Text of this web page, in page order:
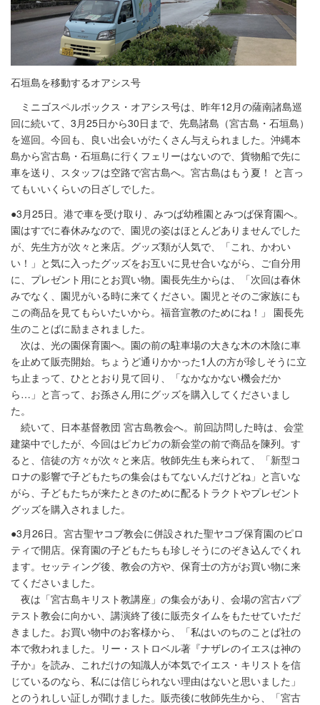
石垣島を移動するオアシス号
ミニゴスペルボックス・オアシス号は、昨年12月の薩南諸島巡
回に続いて、3月25日から30日まで、先島諸島（宮古島・石垣島）
を巡回。今回も、良い出会いがたくさん与えられました。沖縄本
島から宮古島・石垣島に行くフェリーはないので、貨物船で先に
車を送り、スタッフは空路で宮古島へ。宮古島はもう夏！ と言っ
てもいいくらいの日ざしでした。
●3月25日。港で車を受け取り、みつば幼稚園とみつば保育園へ。
園はすでに春休みなので、園児の姿はほとんどありませんでした
が、先生方が次々と来店。グッズ類が人気で、「これ、かわい
い！」と気に入ったグッズをお互いに見せ合いながら、ご自分用
に、プレゼント用にとお買い物。園長先生からは、「次回は春休
みでなく、園児がいる時に来てください。園児とそのご家族にも
この商品を見てもらいたいから。福音宣教のためにね！」 園長先
生のことばに励まされました。
次は、光の園保育園へ。園の前の駐車場の大きな木の木陰に車
を止めて販売開始。ちょうど通りかかった1人の方が珍しそうに立
ち止まって、ひととおり見て回り、「なかなかない機会だか
ら…」と言って、お孫さん用にグッズを購入してくださいまし
た。
続いて、日本基督教団 宮古島教会へ。前回訪問した時は、会堂
建築中でしたが、今回はピカピカの新会堂の前で商品を陳列。す
ると、信徒の方々が次々と来店。牧師先生も来られて、「新型コ
ロナの影響で子どもたちの集会はもてないんだけどね」と言いな
がら、子どもたちが来たときのために配るトラクトやプレゼント
グッズを購入されました。
●3月26日。宮古聖ヤコブ教会に併設された聖ヤコブ保育園のピロ
ティで開店。保育園の子どもたちも珍しそうにのぞき込んでくれ
ます。セッティング後、教会の方や、保育士の方がお買い物に来
てくださいました。
夜は「宮古島キリスト教講座」の集会があり、会場の宮古バプ
テスト教会に向かい、講演終了後に販売タイムをもたせていただ
きました。お買い物中のお客様から、「私はいのちのことば社の
本で救われました。リー・ストロベル著『ナザレのイエスは神の
子か』を読み、これだけの知識人が本気でイエス・キリストを信
じているのなら、私には信じられない理由はないと思いました」
とのうれしい証しが聞けました。販売後に牧師先生から、「宮古